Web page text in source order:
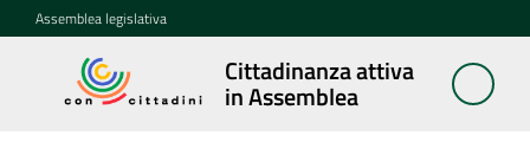
Vai al contenuto
Vai alla navigazione
Vai al footer
Assemblea legislativa
Cittadinanza attiva
in Assemblea
Cittadinanza
attiva in